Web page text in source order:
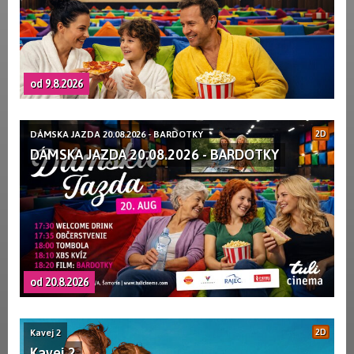
od 9.8.2026
DÁMSKA JAZDA 20.08.2026 - BARDOTKY
DÁMSKA JAZDA 20.08.2026 - BARDOTKY
2D
od 20.8.2026
Kavej 2 2D